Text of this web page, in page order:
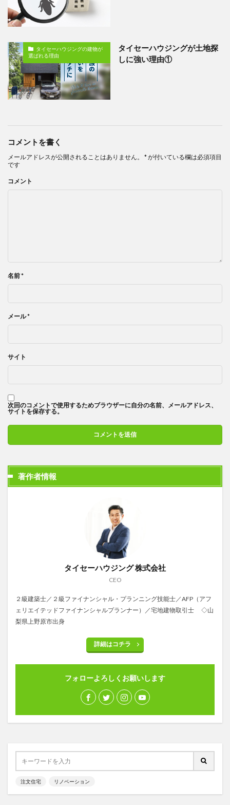
タイセーハウジングの建物が
選ばれる理由
タイセーハウジングが土地探
しに強い理由①
コメントを書く
メールアドレスが公開されることはありません。 *が付いている欄は必須項目
です
コメント
名前*
メール*
サイト
次回のコメントで使用するためブラウザーに自分の名前、メールアドレス、
サイトを保存する。
著作者情報
タイセーハウジング 株式会社
CEO
２級建築士／２級ファイナンシャル・プランニング技能士／AFP（アフ
ェリエイテッドファイナンシャルプランナー）／宅地建物取引士 ◇山
梨県上野原市出身
詳細はコチラ
フォローよろしくお願いします
注文住宅 リノベーション